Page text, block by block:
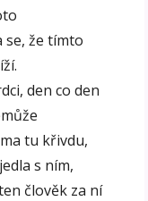
se, že tímto
den co den
tu křivdu,
s ním,
člověk za ní